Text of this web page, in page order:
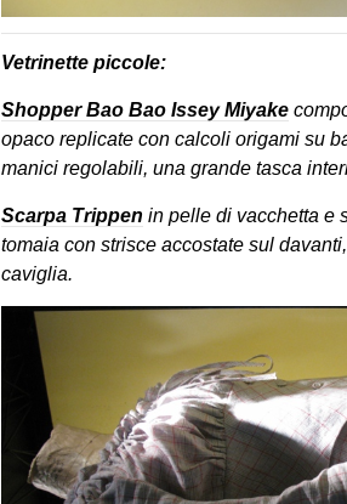
Vetrinette piccole:
Shopper Bao Bao Issey Miyake
opaco replicate con calcoli origami su
manici regolabili, una grande tasca
Scarpa Trippen in pelle di vacchetta e
tomaia con strisce accostate sul
caviglia.